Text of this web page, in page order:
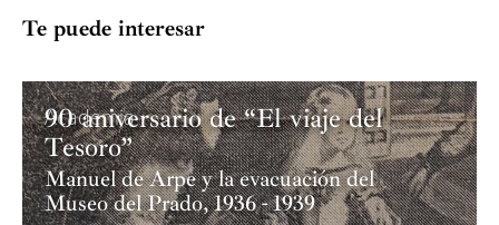
Manchester (2013) y un arco del alemán Josef Gabriel
(2013).
Te puede interesar
Academia
90 aniversario de “El viaje del
Tesoro”
Manuel de Arpe y la evacuación del
Museo del Prado, 1936 - 1939